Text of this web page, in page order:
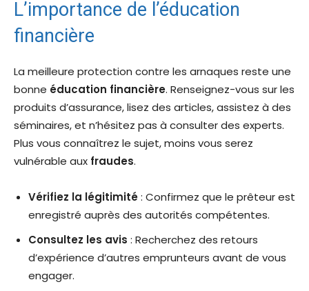
L’importance de l’éducation
financière
La meilleure protection contre les arnaques reste une
bonne éducation financière. Renseignez-vous sur les
produits d’assurance, lisez des articles, assistez à des
séminaires, et n’hésitez pas à consulter des experts.
Plus vous connaîtrez le sujet, moins vous serez
vulnérable aux fraudes.
Vérifiez la légitimité: Confirmez que le prêteur est
enregistré auprès des autorités compétentes.
Consultez les avis : Recherchez des retours
d’expérience d’autres emprunteurs avant de vous
engager.